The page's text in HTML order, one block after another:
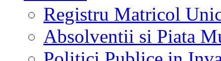
Registru Matricol
Absolventii si Piata